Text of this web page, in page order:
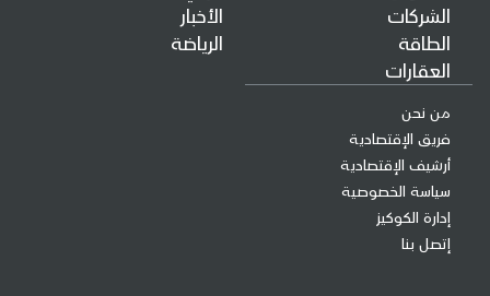
الشركات
الطاقة
العقارات
الأخبار
الرياضة
من نحن
فريق الإقتصادية
أرشيف الإقتصادية
سياسة الخصوصية
إدارة الكوكيز
إتصل بنا